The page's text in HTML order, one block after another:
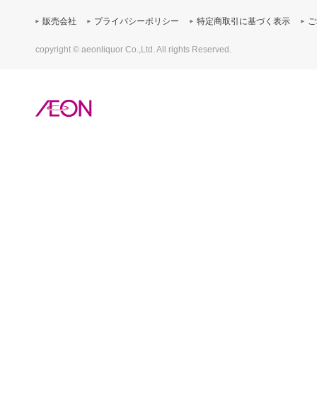
販売会社 プライバシーポリシー 特定商取引に基づく表示
copyright © aeonliquor Co.,Ltd. All rights Reserved.